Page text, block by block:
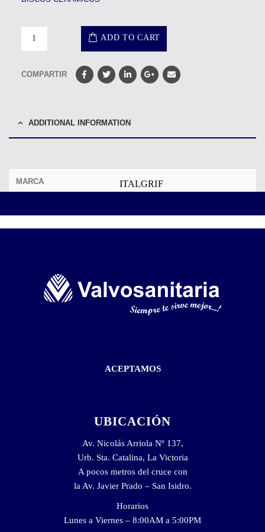
ADD TO CART
COMPARTIR
ADDITIONAL INFORMATION
MARCA ITALGRIF
ACEPTAMOS
UBICACIÓN
Av. Nicolás Arriola Nº 137,
Urb. Sta. Catalina, La Victoria
A pocos metros del cruce con
la Av. Javier Prado – San Isidro.
Horarios
Lunes a Viernes – 8:00AM a 5:00PM